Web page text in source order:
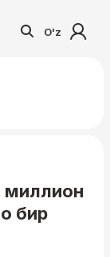
O'z
миллион
бир